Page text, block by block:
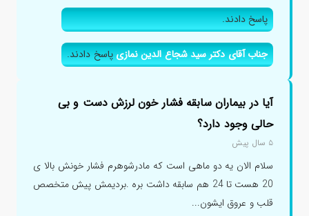
پاسخ دادند.
جناب آقای دکتر سید شجاع الدین نمازیپاسخ دادند.
آیا در بیماران سابقه فشار خون لرزش دست و بی
حالی وجود دارد؟
۵ سال پیش
سلام الان یه دو ماهی است که مادرشوهرم فشار خونش بالا ی
20 هست تا 24 هم سابقه داشت بره .بردیمش پیش متخصص
قلب و عروق ایشون...